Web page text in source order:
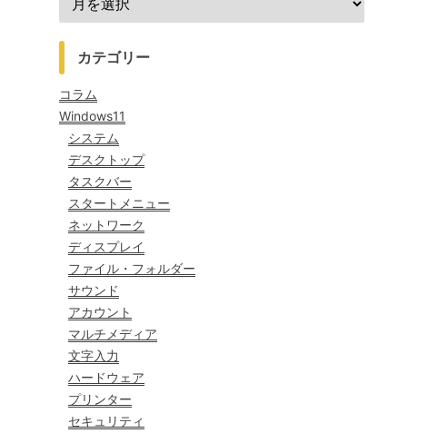
カテゴリー
コラム
Windows11
システム
デスクトップ
タスクバー
スタートメニュー
ネットワーク
ディスプレイ
ファイル・フォルダー
サウンド
アカウント
マルチメディア
文字入力
ハードウェア
プリンター
セキュリティ